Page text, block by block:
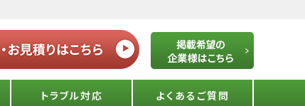
トラブル対応 よくあるご質問